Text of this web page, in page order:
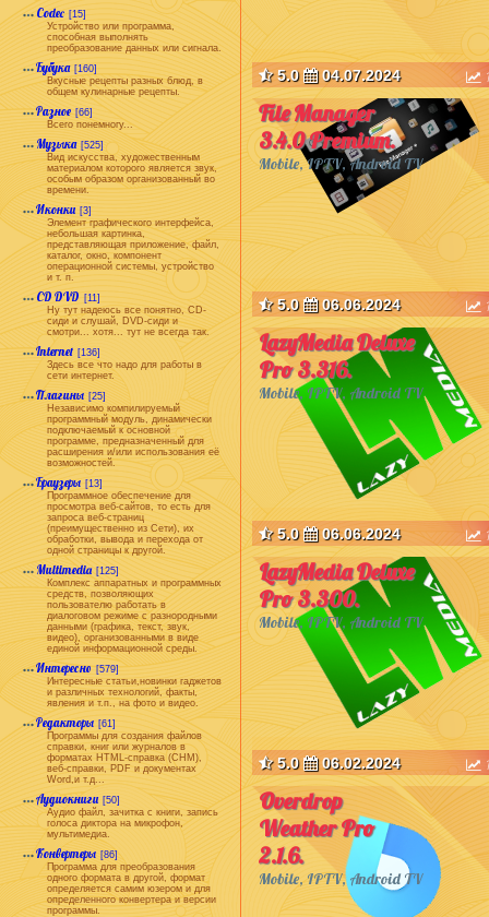
Codec [15]
Устройство или программа,
способная выполнять
преобразование данных или сигнала.
Бубука [160]
Вкусные рецепты разных блюд, в
общем кулинарные рецепты.
Разное [66]
Всего понемногу...
Музыка [525]
Вид искусства, художественным
материалом которого является звук,
особым образом организованный во
времени.
Иконки [3]
Элемент графического интерфейса,
небольшая картинка,
представляющая приложение, файл,
каталог, окно, компонент
операционной системы, устройство
и т. п.
CD DVD [11]
Ну тут надеюсь все понятно, CD-
сиди и слушай, DVD-сиди и
смотри... хотя... тут не всегда так.
Internet [136]
Здесь все что надо для работы в
сети интернет.
Плагины [25]
Независимо компилируемый
программный модуль, динамически
подключаемый к основной
программе, предназначенный для
расширения и/или использования её
возможностей.
Браузеры [13]
Программное обеспечение для
просмотра веб-сайтов, то есть для
запроса веб-страниц
(преимущественно из Сети), их
обработки, вывода и перехода от
одной страницы к другой.
Multimedia [125]
Комплекс аппаратных и программных
средств, позволяющих
пользователю работать в
диалоговом режиме с разнородными
данными (графика, текст, звук,
видео), организованными в виде
единой информационной среды.
Интересно [579]
Интересные статьи,новинки гаджетов
и различных технологий, факты,
явления и т.п., на фото и видео.
Редакторы [61]
Программы для создания файлов
справки, книг или журналов в
форматах HTML-справка (CHM),
веб-справки, PDF и документах
Word,и т.д...
Аудиокниги [50]
Аудио файл, зачитка с книги, запись
голоса диктора на микрофон,
мультимедиа.
Конвертеры [86]
Программа для преобразования
одного формата в другой, формат
определяется самим юзером и для
определенного конвертера и версии
программы.
5.0 04.07.2024
File Manager
3.4.0 Premium.
Mobile, IPTV, Android TV
5.0 06.06.2024
LazyMedia Deluxe
Pro 3.316.
Mobile, IPTV, Android TV
5.0 06.06.2024
LazyMedia Deluxe
Pro 3.300.
Mobile, IPTV, Android TV
5.0 06.02.2024
Overdrop
Weather Pro
2.1.6.
Mobile, IPTV, Android TV